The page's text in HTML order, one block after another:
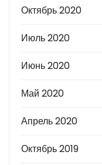
Октябрь 2020
Июль 2020
Июнь 2020
Май 2020
Апрель 2020
Октябрь 2019